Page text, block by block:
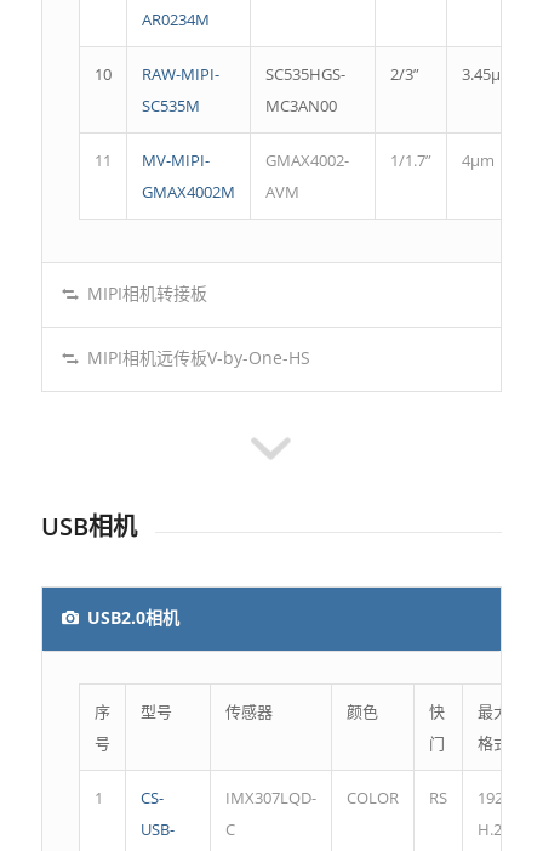
AR0234M
10
RAW-MIPI-
SC535M
SC535HGS-
MC3AN00
2/3” 3.45μm
11
MV-MIPI-
GMAX4002M
GMAX4002-
AVM
1/1.7” 4μm
MIPI相机转接板
MIPI相机远传板V-by-One-HS
USB相机
USB2.0相机
序
号
型号 传感器 颜色
快
门
最大分
格式
1
CS-
USB-
IMX307LQD-
C
COLOR RS
H.264